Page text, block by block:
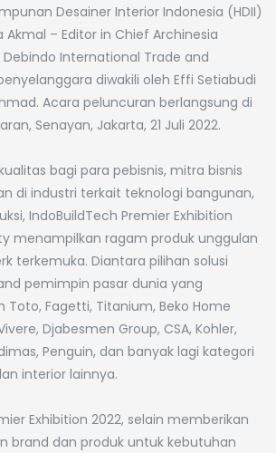
Desainer Interior Indonesia (HDII)
Akmal – Editor in Chief Archinesia
Debindo International Trade and
diwakili oleh Effi Setiabudi
Acara peluncuran berlangsung di
Senayan, Jakarta, 21 Juli 2022.
bagi para pebisnis, mitra bisnis
di industri terkait teknologi bangunan,
IndoBuildTech Premier Exhibition
menampilkan ragam produk unggulan
terkemuka. Diantara pilihan solusi
pemimpin pasar dunia yang
Toto, Fagetti, Titanium, Beko Home
Djabesmen Group, CSA, Kohler,
Penguin, dan banyak lagi kategori
interior lainnya.
Exhibition 2022, selain memberikan
brand dan produk untuk kebutuhan